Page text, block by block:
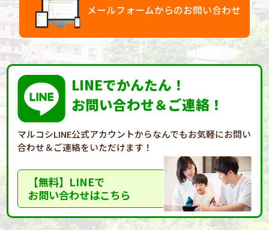
メールフォームからのお問い合わせ
LINEでかんたん！
お問い合わせ＆ご連絡！
マルコシLINE公式アカウントからなんでもお気軽にお問い
合わせ＆ご連絡をいただけます！
【無料】LINEで
お問い合わせはこちら